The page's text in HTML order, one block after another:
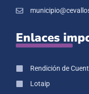
Enlaces
Rendición de
Lotaip